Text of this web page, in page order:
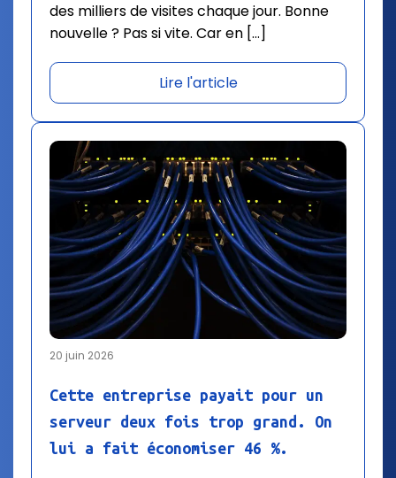
des milliers de visites chaque jour. Bonne
nouvelle ? Pas si vite. Car en […]
Lire l'article
20 juin 2026
Cette entreprise payait pour un
serveur deux fois trop grand. On
lui a fait économiser 46 %.